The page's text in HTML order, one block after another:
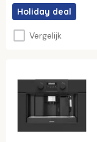
Holiday deal
Vergelijk